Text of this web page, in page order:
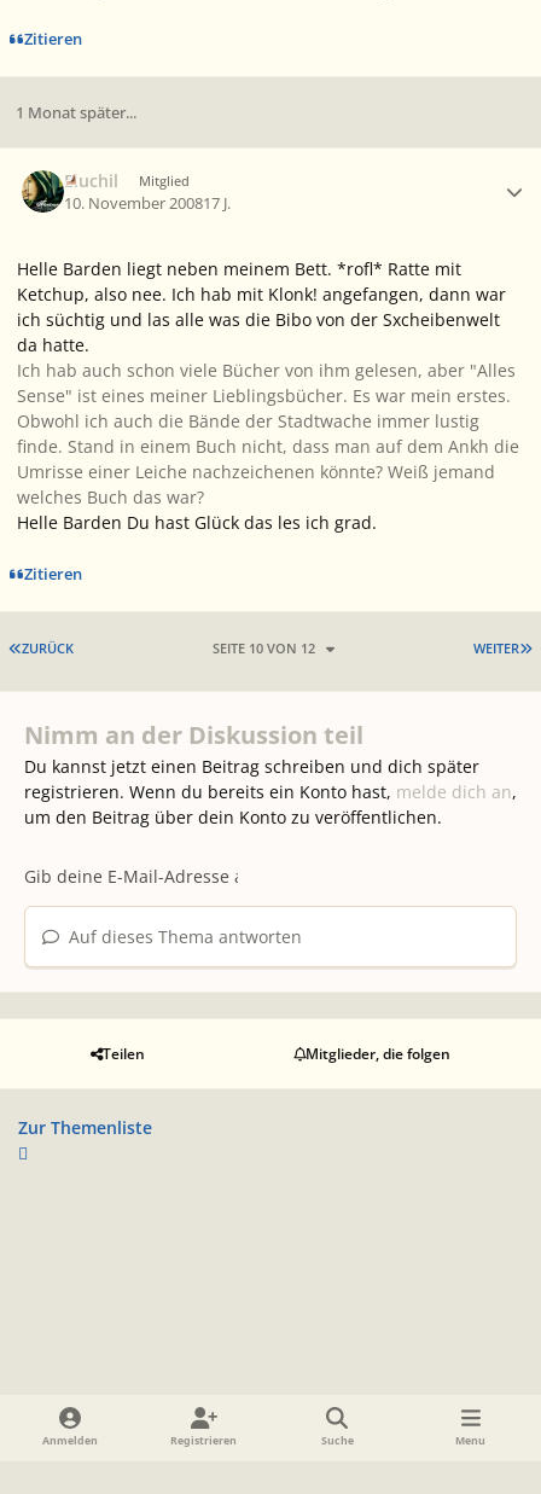
Zitieren
1 Monat später...
Eluchil Mitglied
10. November 200817 J.
Helle Barden liegt neben meinem Bett. *rofl* Ratte mit
Ketchup, also nee. Ich hab mit Klonk! angefangen, dann war
ich süchtig und las alle was die Bibo von der Sxcheibenwelt
da hatte.
Ich hab auch schon viele Bücher von ihm gelesen, aber "Alles
Sense" ist eines meiner Lieblingsbücher. Es war mein erstes.
Obwohl ich auch die Bände der Stadtwache immer lustig
finde. Stand in einem Buch nicht, dass man auf dem Ankh die
Umrisse einer Leiche nachzeichenen könnte? Weiß jemand
welches Buch das war?
Helle Barden Du hast Glück das les ich grad.
Zitieren
ERSTE SEITE
ZURÜCK WEITER
SEITE 10 VON 12
Nimm an der Diskussion teil
Du kannst jetzt einen Beitrag schreiben und dich später
registrieren. Wenn du bereits ein Konto hast, melde dich an,
um den Beitrag über dein Konto zu veröffentlichen.
Auf dieses Thema antworten
Teilen Mitglieder, die folgen
Zur Themenliste
Heller Modus
Dunkler ModusSystemeinstellung
Anmelden Registrieren Suche Menu